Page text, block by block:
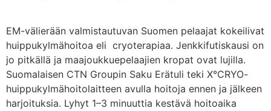
EM-välierään valmistautuvan Suomen pelaajat kokeilivat
huippukylmähoitoa eli cryoterapiaa. Jenkkifutiskausi on
jo pitkällä ja maajoukkuepelaajien kropat ovat lujilla.
Suomalaisen CTN Groupin Saku Erätuli teki X°CRYO-
huippukylmähoitolaitteen avulla hoitoja ennen ja jälkeen
harjoituksia. Lyhyt 1–3 minuuttia kestävä hoitoaika